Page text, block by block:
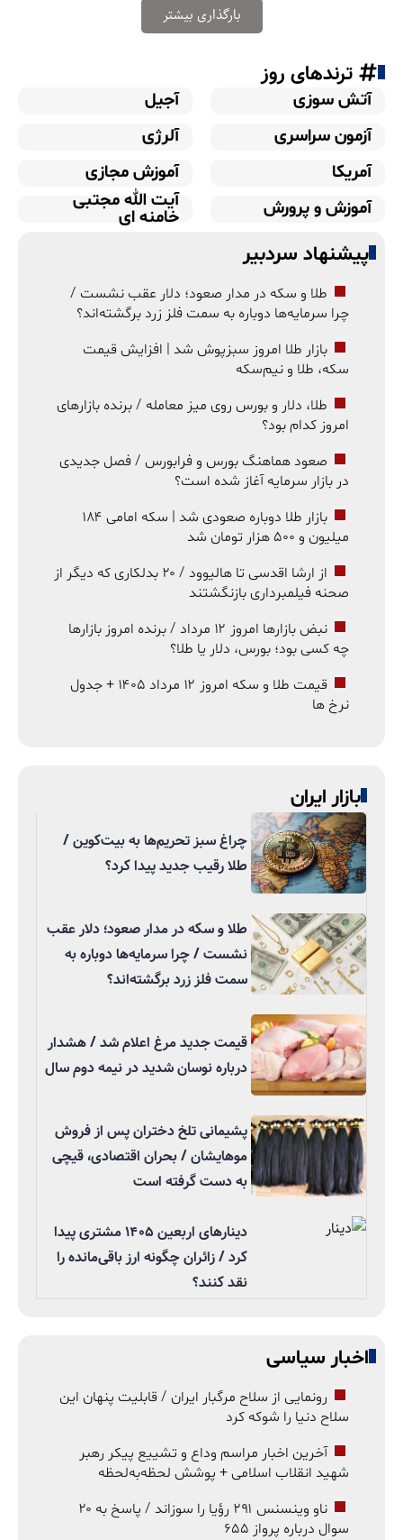
بارگذاری بیشتر
ترندهای روز
آتش سوزی
آجیل
آزمون سراسری
آلرژی
آمریکا
آموزش مجازی
آموزش و پرورش
آیت الله مجتبی
خامنه ای
پیشنهاد سردبیر
طلا و سکه در مدار صعود؛ دلار عقب نشست /
چرا سرمایه‌ها دوباره به سمت فلز زرد برگشته‌اند؟
بازار طلا امروز سبزپوش شد | افزایش قیمت
سکه، طلا و نیم‌سکه
طلا، دلار و بورس روی میز معامله / برنده بازارهای
امروز کدام بود؟
صعود هماهنگ بورس و فرابورس / فصل جدیدی
در بازار سرمایه آغاز شده است؟
بازار طلا دوباره صعودی شد | سکه امامی ۱۸۴
میلیون و ۵۰۰ هزار تومان شد
از ارشا اقدسی تا هالیوود / ۲۰ بدلکاری که دیگر از
صحنه فیلمبرداری بازنگشتند
نبض بازارها امروز ۱۲ مرداد / برنده امروز بازارها
چه کسی بود؛ بورس، دلار یا طلا؟
قیمت طلا و سکه امروز ۱۲ مرداد ۱۴۰۵ + جدول
نرخ ها
بازار ایران
چراغ سبز تحریم‌ها به بیت‌کوین /
طلا رقیب جدید پیدا کرد؟
طلا و سکه در مدار صعود؛ دلار عقب
نشست / چرا سرمایه‌ها دوباره به
سمت فلز زرد برگشته‌اند؟
قیمت جدید مرغ اعلام شد / هشدار
درباره نوسان شدید در نیمه دوم سال
پشیمانی تلخ دختران پس از فروش
موهایشان / بحران اقتصادی، قیچی
به دست گرفته است
دینارهای اربعین ۱۴۰۵ مشتری پیدا
کرد / زائران چگونه ارز باقی‌مانده را
نقد کنند؟
اخبار سیاسی
رونمایی از سلاح مرگبار ایران / قابلیت پنهان این
سلاح دنیا را شوکه کرد
آخرین اخبار مراسم وداع و تشییع پیکر رهبر
شهید انقلاب اسلامی + پوشش لحظه‌به‌لحظه
ناو وینسنس ۲۹۱ رؤیا را سوزاند / پاسخ به ۲۰
سوال درباره پرواز ۶۵۵